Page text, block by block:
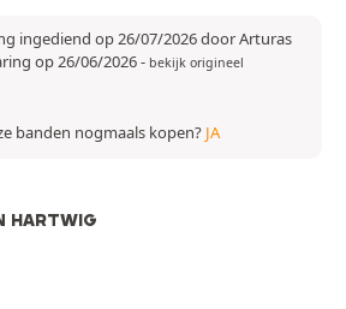
ingediend op 26/07/2026 door Arturas
op 26/06/2026- bekijk origineel
banden nogmaals kopen? JA
HARTWIG